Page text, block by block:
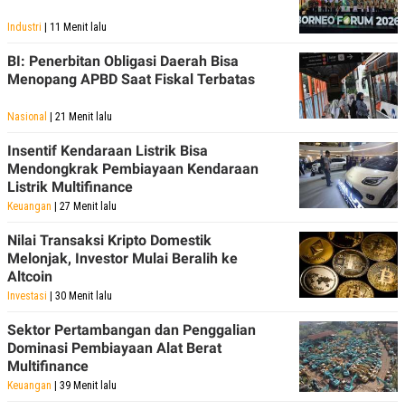
Industri | 11 Menit lalu
BI: Penerbitan Obligasi Daerah Bisa
Menopang APBD Saat Fiskal Terbatas
Nasional | 21 Menit lalu
Insentif Kendaraan Listrik Bisa
Mendongkrak Pembiayaan Kendaraan
Listrik Multifinance
Keuangan | 27 Menit lalu
Nilai Transaksi Kripto Domestik
Melonjak, Investor Mulai Beralih ke
Altcoin
Investasi | 30 Menit lalu
Sektor Pertambangan dan Penggalian
Dominasi Pembiayaan Alat Berat
Multifinance
Keuangan | 39 Menit lalu